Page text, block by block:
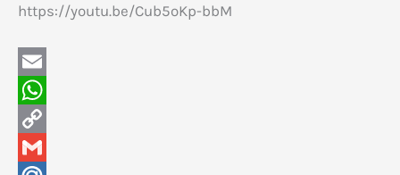
https://youtu.be/Cub5oKp-bbM
E
m
a
W
h
C